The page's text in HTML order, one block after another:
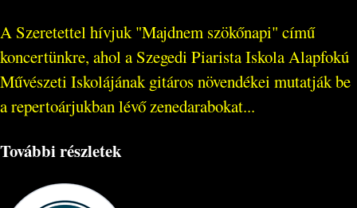
A Szeretettel hívjuk "Majdnem szökőnapi" című
koncertünkre, ahol a Szegedi Piarista Iskola Alapfokú
Művészeti Iskolájának gitáros növendékei mutatják be
a repertoárjukban lévő zenedarabokat...
További részletek